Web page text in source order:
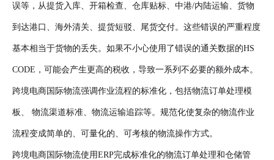
误等，从提货入库、开箱检查、仓库贴标、中港/内陆运输、货物
到达港口、海外清关、提货短驳、尾货交付。这些错误的严重程度
基本相当于货物的丢失。如果不小心使用了错误的通关数据的HS
CODE，可能会产生更高的税收，导致一系列不必要的额外成本。
跨境电商国际物流强调作业流程的标准化，包括物流订单处理模
板、 物流渠道标准、物流运输追踪等。规范化使复杂的物流作业
流程变成简单的、可量化的、可考核的物流操作方式。
跨境电商国际物流使用ERP完成标准化的物流订单处理和仓储管